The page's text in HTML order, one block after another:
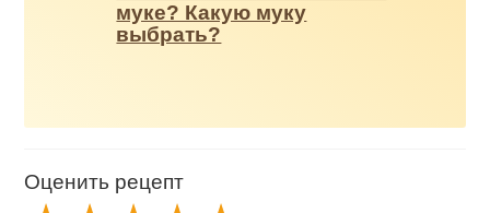
муке? Какую муку
выбрать?
Оценить рецепт